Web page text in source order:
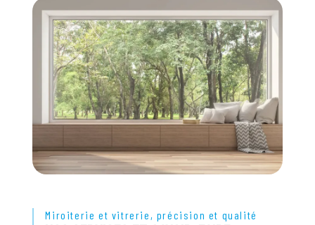
Miroiterie et vitrerie, précision et qualité